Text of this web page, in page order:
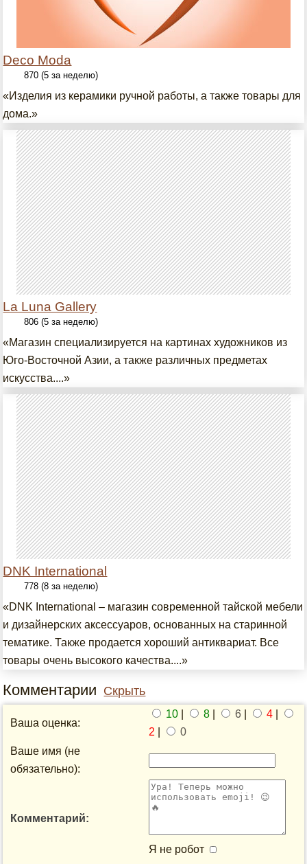
Deco Moda
870 (5 за неделю)
«Изделия из керамики ручной работы, а также товары для
дома.»
La Luna Gallery
806 (5 за неделю)
«Магазин специализируется на картинах художников из
Юго-Восточной Азии, а также различных предметах
искусства....»
DNK International
778 (8 за неделю)
«DNK International – магазин современной тайской мебели
и дизайнерских аксессуаров, основанных на старинной
тематике. Также продается хороший антиквариат. Все
товары очень высокого качества....»
Комментарии Скрыть
Ваша оценка:
10 8 6 4
2
0
Ваше имя (не
обязательно):
Комментарий:
Я не робот